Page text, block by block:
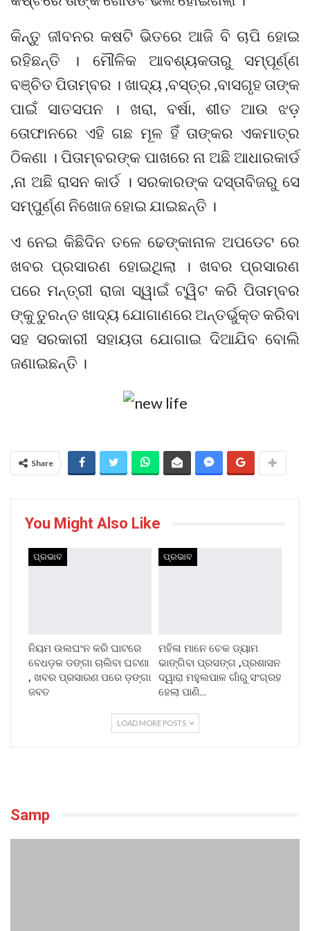
କିନ୍ତୁ ଜୀବନର କଷଟି ଭିତରେ ଆଜି ବି ଚାପି ହୋଇ
ରହିଛନ୍ତି । ମୌଳିକ ଆବଶ୍ୟକତାରୁ ସମ୍ପୂର୍ଣ୍ଣ
ବଞ୍ଚିତ ପିତାମ୍ବର । ଖାଦ୍ୟ ,ବସ୍ତ୍ର ,ବାସଗୃହ ତାଙ୍କ
ପାଇଁ ସାତସପନ । ଖରା, ବର୍ଷା, ଶୀତ ଆଉ ଝଡ଼
ତୋଫାନରେ ଏହି ଗଛ ମୂଳ ହିଁ ତାଙ୍କର ଏକମାତ୍ର
ଠିକଣା । ପିତାମ୍ବରଙ୍କ ପାଖରେ ନା ଅଛି ଆଧାରକାର୍ଡ
,ନା ଅଛି ରାସନ କାର୍ଡ । ସରକାରଙ୍କ ଦସ୍ତାବିଜରୁ ସେ
ସମ୍ପୁର୍ଣ୍ଣ ନିଖୋଜ ହୋଇ ଯାଇଛନ୍ତି ।
ଏ ନେଇ କିଛିଦିନ ତଳେ ଢେଙ୍କାନାଳ ଅପଡେଟ ରେ
ଖବର ପ୍ରସାରଣ ହୋଇଥିଲା । ଖବର ପ୍ରସାରଣ
ପରେ ମନ୍ତ୍ରୀ ରାଜା ସ୍ୱାଇଁ ଟ୍ୱିଟ କରି ପିତାମ୍ବର
ଙ୍କୁ ତୁରନ୍ତ ଖାଦ୍ୟ ଯୋଗାଣରେ ଅନ୍ତର୍ଭୁକ୍ତ କରିବା
ସହ ସରକାରୀ ସହାୟତା ଯୋଗାଇ ଦିଆଯିବ ବୋଲି
ଜଣାଇଛନ୍ତି ।
Share
You Might Also Like
ପ୍ରଭାବ
ନିୟମ ଉଲଘଂନ କରି ଘାଟରେ
ବେଧଡ଼କ ଡଙ୍ଗା ଚାଲିବା ଘଟଣା
, ଖବର ପ୍ରସାରଣ ପରେ ଡ଼ଙ୍ଗା
ଜବତ
ପ୍ରଭାବ
ମହିଳା ମାନେ ଚେକ ଡ୍ୟାମ
ଭାଙ୍ଗିବା ପ୍ରସଙ୍ଗ ,ପ୍ରଶାସନ
ଦ୍ୱାରା ମହୁଲପାଳ ଗାଁରୁ ସଂଗ୍ରହ
ହେଲା ପାଣି…
LOAD MORE POSTS
Samp